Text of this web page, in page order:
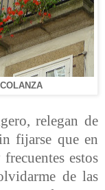
relegan de
fijarse que en
estos
de las